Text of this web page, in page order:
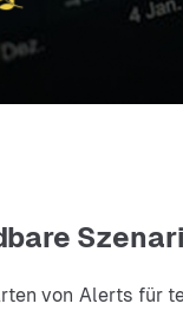
von Alerts für